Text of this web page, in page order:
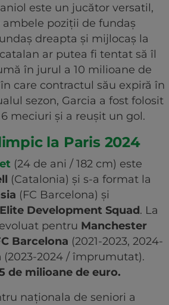
este un jucător versatil,
poziții de fundaș
dreapta și mijlocaș la
ar putea fi tentat să îl
în jurul a 10 milioane de
care contractul său expiră în
sezon, Garcia a fost folosit
meciuri și a reușit un gol.
la Paris 2024
(24 de ani / 182 cm) este
(Catalonia) și s-a format la
(FC Barcelona) și
Development Squad. La
pentru Manchester
Barcelona (2021-2023, 2024-
(2023-2024 / împrumutat).
de milioane de euro.
naționala de seniori a